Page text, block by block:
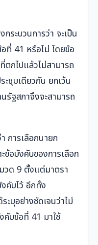
ระบวนการว่า จะเป็น
ที่ 41 หรือไม่ โดยข้อ
กไปแล้วไม่สามารถ
ะชุมเดียวกัน ยกเว้น
รัฐสภาจึงจะสามารถ
การเลือกนายก
ข้อบังคับของการเลือก
วด 9 ตั้งแต่มาตรา
คับไว้ อีกทั้ง
บุอย่างชัดเจนว่าไม่
คับข้อที่ 41 มาใช้